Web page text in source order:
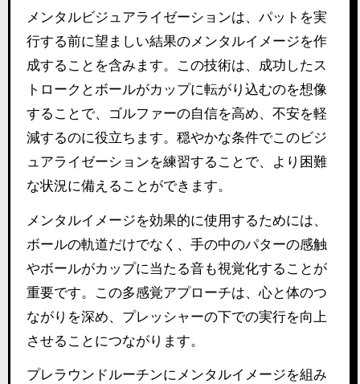
メンタルビジュアライゼーションは、パットを実
行する前に望ましい結果のメンタルイメージを作
成することを含みます。この技術は、成功したス
トロークとボールがカップに転がり込むのを想像
することで、ゴルファーの自信を高め、不安を軽
減するのに役立ちます。穏やかな条件でこのビジ
ュアライゼーションを練習することで、より困難
な状況に備えることができます。
メンタルイメージを効果的に使用するためには、
ボールの軌道だけでなく、手の中のパターの感触
やボールがカップに当たる音も視覚化することが
重要です。この多感覚アプローチは、心と体のつ
ながりを深め、プレッシャーの下での実行を向上
させることにつながります。
プレラウンドルーチンにメンタルイメージを組み